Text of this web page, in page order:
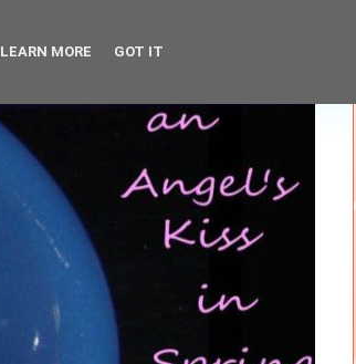
LEARN MORE GOT IT